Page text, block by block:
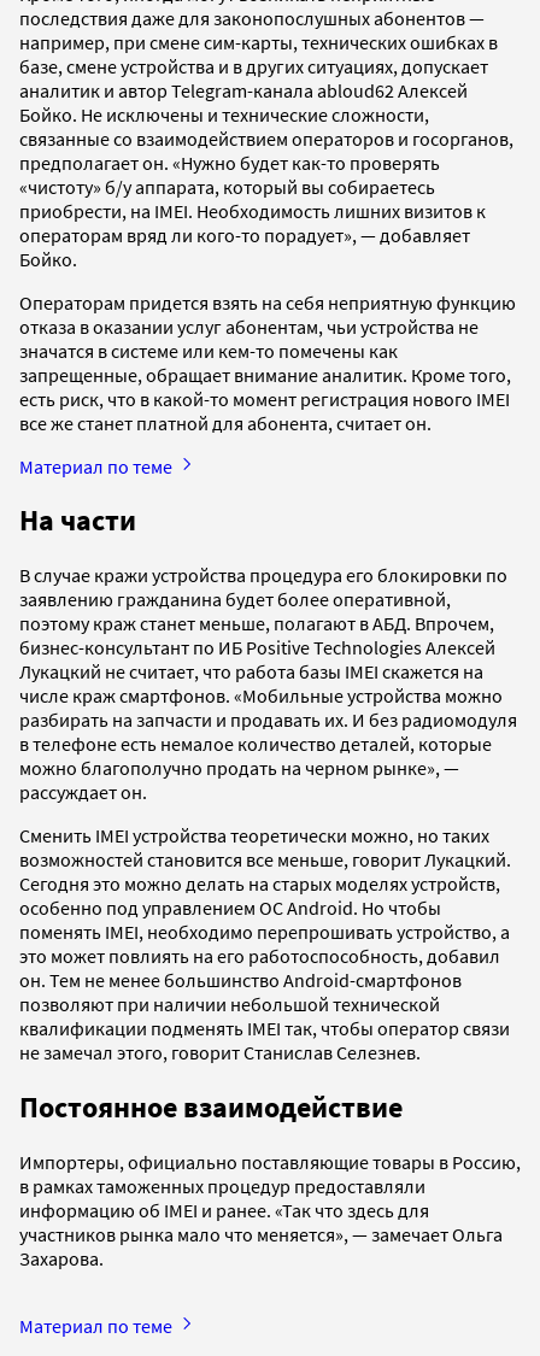
последствия даже для законопослушных абонентов —
например, при смене сим-карты, технических ошибках в
базе, смене устройства и в других ситуациях, допускает
аналитик и автор Telegram-канала abloud62 Алексей
Бойко. Не исключены и технические сложности,
связанные со взаимодействием операторов и госорганов,
предполагает он. «Нужно будет как-то проверять
«чистоту» б/у аппарата, который вы собираетесь
приобрести, на IMEI. Необходимость лишних визитов к
операторам вряд ли кого-то порадует», — добавляет
Бойко.
Операторам придется взять на себя неприятную функцию
отказа в оказании услуг абонентам, чьи устройства не
значатся в системе или кем-то помечены как
запрещенные, обращает внимание аналитик. Кроме того,
есть риск, что в какой-то момент регистрация нового IMEI
все же станет платной для абонента, считает он.
Материал по теме
На части
В случае кражи устройства процедура его блокировки по
заявлению гражданина будет более оперативной,
поэтому краж станет меньше, полагают в АБД. Впрочем,
бизнес-консультант по ИБ Positive Technologies Алексей
Лукацкий не считает, что работа базы IMEI скажется на
числе краж смартфонов. «Мобильные устройства можно
разбирать на запчасти и продавать их. И без радиомодуля
в телефоне есть немалое количество деталей, которые
можно благополучно продать на черном рынке», —
рассуждает он.
Сменить IMEI устройства теоретически можно, но таких
возможностей становится все меньше, говорит Лукацкий.
Сегодня это можно делать на старых моделях устройств,
особенно под управлением ОС Android. Но чтобы
поменять IMEI, необходимо перепрошивать устройство, а
это может повлиять на его работоспособность, добавил
он. Тем не менее большинство Android-смартфонов
позволяют при наличии небольшой технической
квалификации подменять IMEI так, чтобы оператор связи
не замечал этого, говорит Станислав Селезнев.
Постоянное взаимодействие
Импортеры, официально поставляющие товары в Россию,
в рамках таможенных процедур предоставляли
информацию об IMEI и ранее. «Так что здесь для
участников рынка мало что меняется», — замечает Ольга
Захарова.
Материал по теме